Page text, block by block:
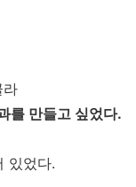
라
를 만들고 싶었다.
있었다.